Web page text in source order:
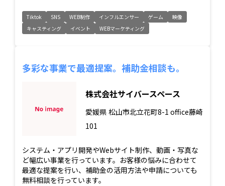
Tiktok SNS WEB制作 インフルエンサー ゲーム
映像
キャスティング
イベント WEBマーケティング
多彩な事業で最適提案。補助金相談も。
株式会社サイバースペース
愛媛県 松山市北立花町8-1 office藤崎
101
システム・アプリ開発やWebサイト制作、動画・写真な
ど幅広い事業を行っています。お客様の悩みに合わせて
最適な提案を行い、補助金の活用方法や申請についても
無料相談を行っています。